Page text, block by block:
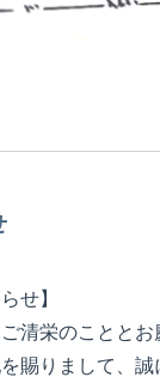
せ】
清栄のこととお
賜りまして、誠